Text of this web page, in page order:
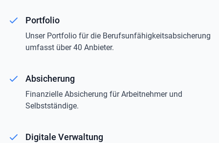
Portfolio
Unser Portfolio für die Berufsunfähigkeitsabsicherung
umfasst über 40 Anbieter.
Absicherung
Finanzielle Absicherung für Arbeitnehmer und
Selbstständige.
Digitale Verwaltung